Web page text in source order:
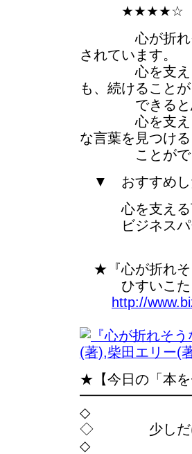
★★★★☆
心が折れそう
されています。
心を支える言
も、続けることが
できると思
心を支える言
な言葉を見つける
ことができ
▼ おすすめ
心を支える言
ビジネスパー
★『心が折れそ
ひすいこたろ
http://
★【今日の「本を
◇
◇ 少しだけで
◇